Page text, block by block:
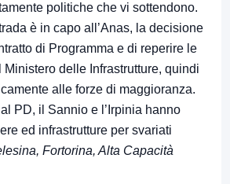
politiche che vi sottendono.
è in capo all’Anas, la decisione
di Programma e di reperire le
Ministero delle Infrastrutture, quindi
alle forze di maggioranza.
PD, il Sannio e l’Irpinia hanno
ed infrastrutture per svariati
Fortorina, Alta Capacità